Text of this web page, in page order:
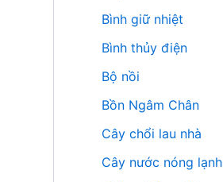
Bình giữ nhiệt
Bình thủy điện
Bộ nồi
Bồn Ngâm Chân
Cây chổi lau nhà
Cây nước nóng lạnh